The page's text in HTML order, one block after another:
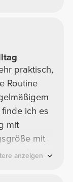
praktisch,
Routine
ich es
mit
mit
anzeigen